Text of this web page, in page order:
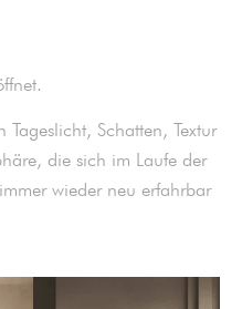
Schatten, Textur
die sich im Laufe der
wieder neu erfahrbar